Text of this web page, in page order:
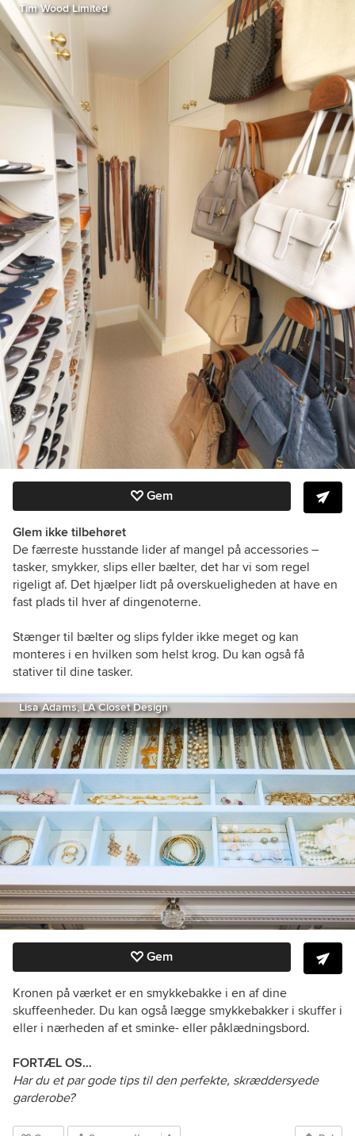
Tim Wood Limited
Gem
Glem ikke tilbehøret
De færreste husstande lider af mangel på accessories –
tasker, smykker, slips eller bælter, det har vi som regel
rigeligt af. Det hjælper lidt på overskueligheden at have en
fast plads til hver af dingenoterne.
Stænger til bælter og slips fylder ikke meget og kan
monteres i en hvilken som helst krog. Du kan også få
stativer til dine tasker.
Lisa Adams, LA Closet Design
Gem
Kronen på værket er en smykkebakke i en af dine
skuffeenheder. Du kan også lægge smykkebakker i skuffer i
eller i nærheden af et sminke- eller påklædningsbord.
FORTÆL OS…
Har du et par gode tips til den perfekte, skræddersyede
garderobe?